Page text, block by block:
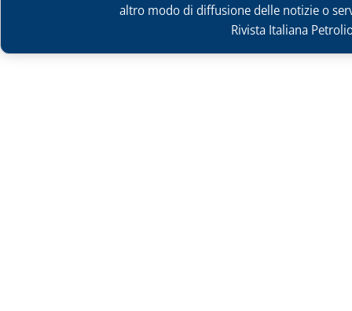
altro modo di diffusione delle notizie o
Rivista Italiana